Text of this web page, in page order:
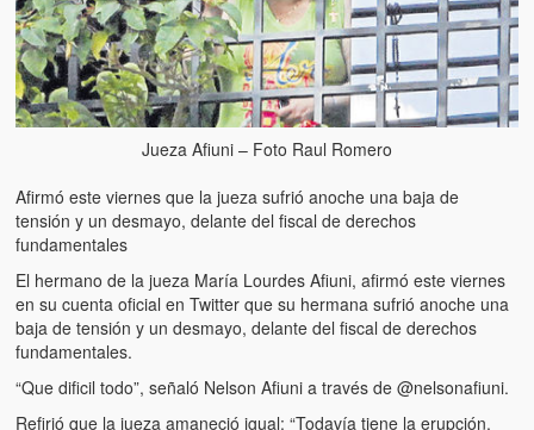
El Tipo y los Rojos en Los Teques (The Jerk and the Reds in
Teques)
Hablé con Chavistas (I spoke with chavistas)
Chavez “such a children lover”)
Los niños de las calles de Venezuela (Children of the streets of
Venezuela)
Luis y El Mono… en armas (Luis and El Mono… armed)
Radio Emisoras y canales de televisión clausurados por el
Jueza Afiuni – Foto Raul Romero
Afirmó este viernes que la jueza sufrió anoche una baja de
tensión y un desmayo, delante del fiscal de derechos
fundamentales
El hermano de la jueza María Lourdes Afiuni, afirmó este viernes
en su cuenta oficial en Twitter que su hermana sufrió anoche una
baja de tensión y un desmayo, delante del fiscal de derechos
fundamentales.
“Que dificil todo”, señaló Nelson Afiuni a través de ‏@nelsonafiuni.
Refirió que la jueza amaneció igual: “Todavía tiene la erupción,